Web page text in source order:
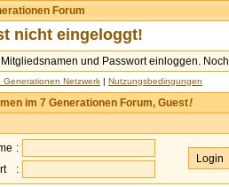
Forum
nicht eingeloggt!
Mitgliedsnamen und Passwort einloggen.
Generationen Netzwerk | Nutzungsbedingungen
im 7 Generationen Forum, Guest!
:
: